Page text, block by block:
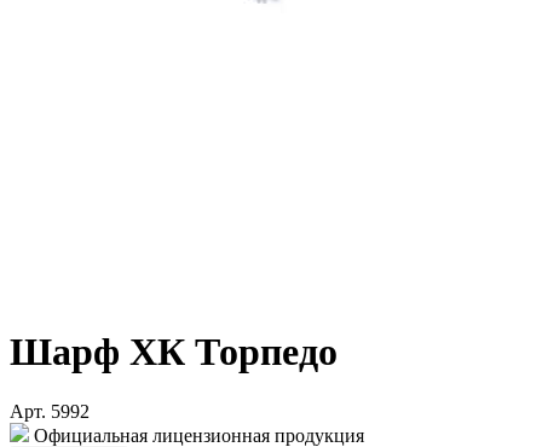
Шарф ХК Торпедо
Арт. 5992
Официальная лицензионная продукция